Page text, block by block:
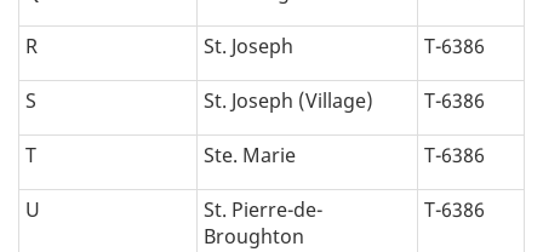
R St. Joseph T-6386
S St. Joseph (Village) T-6386
T Ste. Marie T-6386
U
St. Pierre-de-
Broughton
T-6386